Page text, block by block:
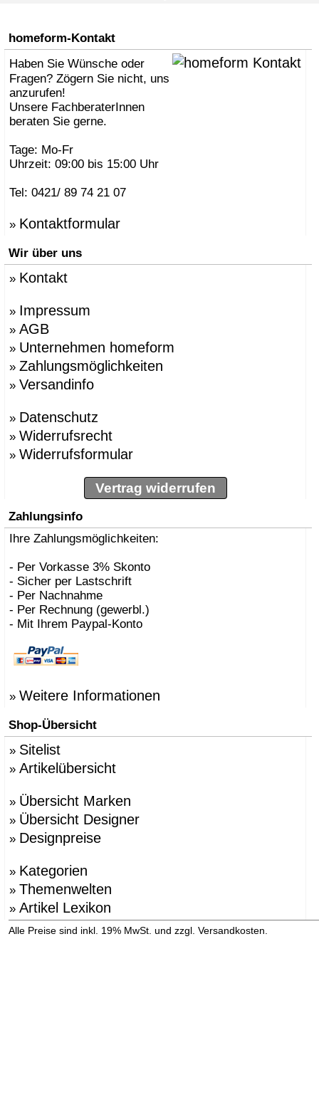
homeform-Kontakt
Haben Sie Wünsche oder
Fragen? Zögern Sie nicht, uns
anzurufen!
Unsere FachberaterInnen
beraten Sie gerne.
Tage: Mo-Fr
Uhrzeit: 09:00 bis 15:00 Uhr
Tel: 0421/ 89 74 21 07
» Kontaktformular
Wir über uns
» Kontakt
» Impressum
» AGB
» Unternehmen homeform
» Zahlungsmöglichkeiten
» Versandinfo
» Datenschutz
» Widerrufsrecht
» Widerrufsformular
Vertrag widerrufen
Zahlungsinfo
Ihre Zahlungsmöglichkeiten:
- Per Vorkasse 3% Skonto
- Sicher per Lastschrift
- Per Nachnahme
- Per Rechnung (gewerbl.)
- Mit Ihrem Paypal-Konto
» Weitere Informationen
Shop-Übersicht
» Sitelist
» Artikelübersicht
» Übersicht Marken
» Übersicht Designer
» Designpreise
» Kategorien
» Themenwelten
» Artikel Lexikon
Alle Preise sind inkl. 19% MwSt. und zzgl. Versandkosten.